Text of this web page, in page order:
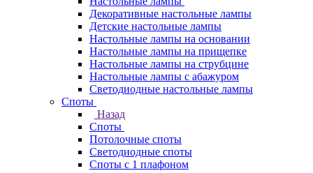
Декоративные настольные лампы
Детские настольные лампы
Настольные лампы на основании
Настольные лампы на прищепке
Настольные лампы на струбцине
Настольные лампы с абажуром
Светодиодные настольные лампы
Споты
Назад
Споты
Потолочные споты
Светодиодные споты
Споты с 1 плафоном